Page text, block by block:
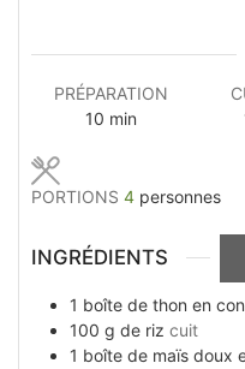
PRÉPARATION
10minutes
min
PORTIONS 4 personnes
INGRÉDIENTS
1 boîte de thon en
100 g de riz cuit
1 boîte de maïs doux